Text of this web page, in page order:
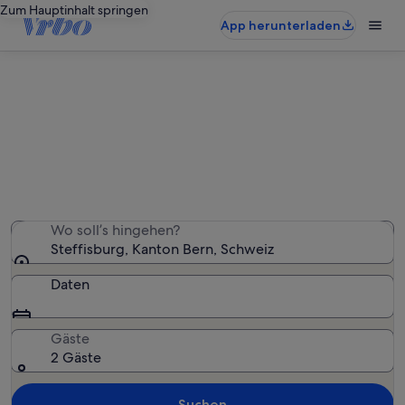
Zum Hauptinhalt springen
App herunterladen
Wo soll’s hingehen?
Steffisburg, Kanton Bern, Schweiz
Daten
Gäste
2 Gäste